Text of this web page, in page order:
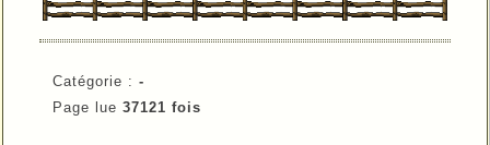
Catégorie : -
Page lue 37121 fois